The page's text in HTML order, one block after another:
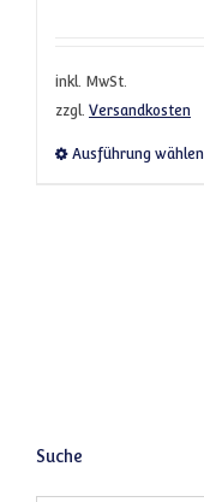
inkl. MwSt.
zzgl. Versandkosten
Ausführung wählen
Suche